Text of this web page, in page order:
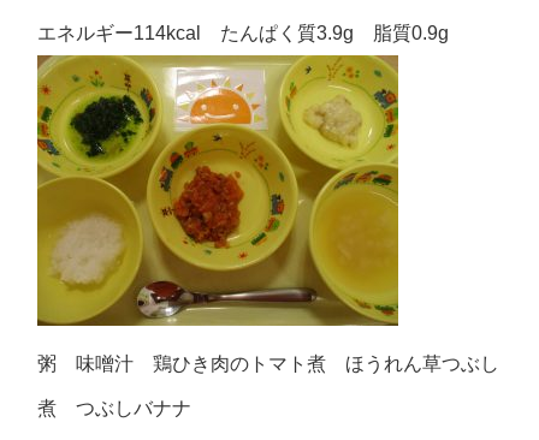
エネルギー114kcal たんぱく質3.9g 脂質0.9g
粥 味噌汁 鶏ひき肉のトマト煮 ほうれん草つぶし
煮 つぶしバナナ